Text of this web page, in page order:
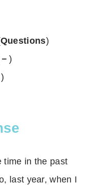
Questions)
－ )
)
time in the past
last year, when I